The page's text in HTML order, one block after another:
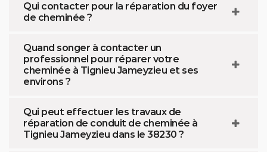
Qui contacter pour la réparation du foyer
de cheminée ?
Quand songer à contacter un
professionnel pour réparer votre
cheminée à Tignieu Jameyzieu et ses
environs ?
Qui peut effectuer les travaux de
réparation de conduit de cheminée à
Tignieu Jameyzieu dans le 38230 ?